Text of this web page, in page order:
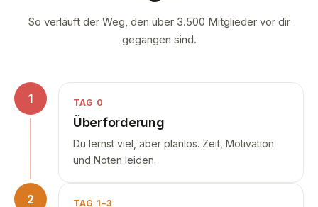
So verläuft der Weg, den über 3.500 Mitglieder vor dir
gegangen sind.
1 TAG 0
Überforderung
Du lernst viel, aber planlos. Zeit, Motivation
und Noten leiden.
2 TAG 1–3